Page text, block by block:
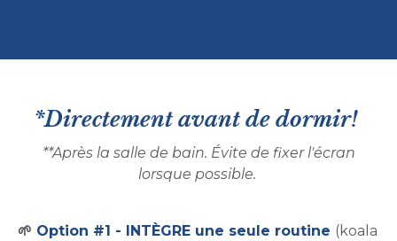
*Directement avant de dormir!
**Après la salle de bain. Évite de fixer l'écran
lorsque possible.
🌱 Option #1 - INTÈGRE une seule routine (koala